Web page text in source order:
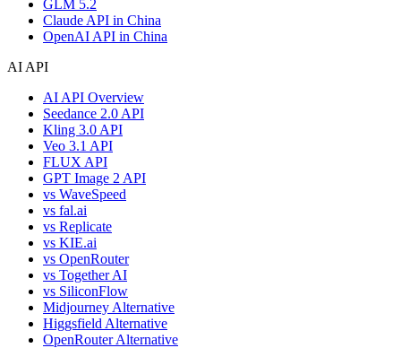
GLM 5.2
Claude API in China
OpenAI API in China
AI API
AI API Overview
Seedance 2.0 API
Kling 3.0 API
Veo 3.1 API
FLUX API
GPT Image 2 API
vs WaveSpeed
vs fal.ai
vs Replicate
vs KIE.ai
vs OpenRouter
vs Together AI
vs SiliconFlow
Midjourney Alternative
Higgsfield Alternative
OpenRouter Alternative